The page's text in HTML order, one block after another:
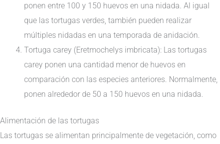
ponen entre 100 y 150 huevos en una nidada. Al igual
que las tortugas verdes, también pueden realizar
múltiples nidadas en una temporada de anidación.
Tortuga carey (Eretmochelys imbricata): Las tortugas
carey ponen una cantidad menor de huevos en
comparación con las especies anteriores. Normalmente,
ponen alrededor de 50 a 150 huevos en una nidada.
Alimentación de las tortugas
Las tortugas se alimentan principalmente de vegetación, como